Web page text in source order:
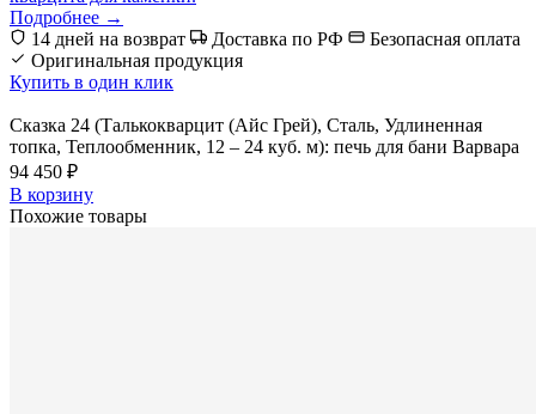
Подробнее →
14 дней на возврат
Доставка по РФ
Безопасная оплата
Оригинальная продукция
Купить в один клик
Сказка 24 (Талькокварцит (Айс Грей), Сталь, Удлиненная
топка, Теплообменник, 12 – 24 куб. м): печь для бани Варвара
94 450 ₽
В корзину
Похожие товары